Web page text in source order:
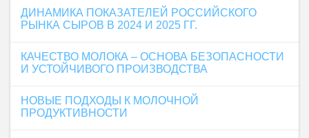
ДИНАМИКА ПОКАЗАТЕЛЕЙ РОССИЙСКОГО
РЫНКА СЫРОВ В 2024 И 2025 ГГ.
КАЧЕСТВО МОЛОКА – ОСНОВА БЕЗОПАСНОСТИ
И УСТОЙЧИВОГО ПРОИЗВОДСТВА
НОВЫЕ ПОДХОДЫ К МОЛОЧНОЙ
ПРОДУКТИВНОСТИ